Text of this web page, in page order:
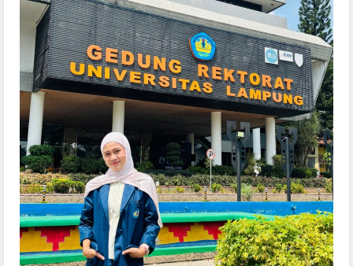
2
VMware Workstation Portable +
Activator Final
August 6, 2026
3
Serialers
MATLAB Crack + Portable Clean
Premium
August 6, 2026
4
Serialers
Ableton Live Crack + Portable Windows
10 (x32x64)
August 6, 2026